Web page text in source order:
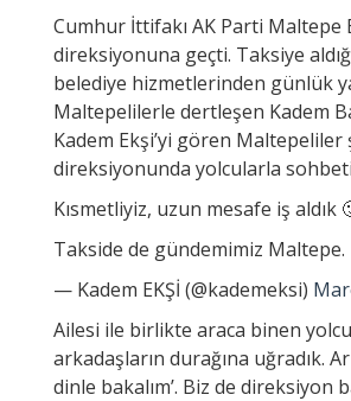
Cumhur İttifakı AK Parti Maltepe
direksiyonuna geçti. Taksiye
belediye hizmetlerinden günlük
Maltepelilerle dertleşen Kadem
Kadem Ekşi’yi gören Maltepeliler
direksiyonunda yolcularla
Kısmetliyiz, uzun mesafe iş aldık
Takside de gündemimiz Maltepe.
— Kadem EKŞİ (@kademeksi)
Ailesi ile birlikte araca binen
arkadaşların durağına uğradık.
dinle bakalım’. Biz de direksiyon